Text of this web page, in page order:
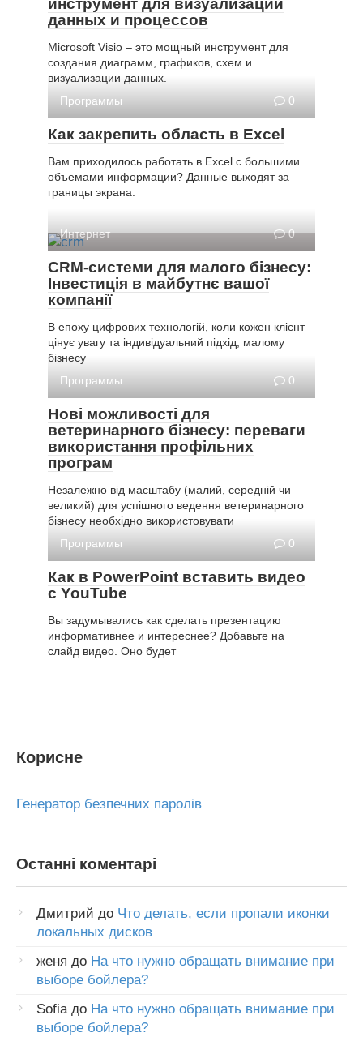
инструмент для визуализации
данных и процессов
Microsoft Visio – это мощный инструмент для
создания диаграмм, графиков, схем и
визуализации данных.
Программы
0
Как закрепить область в Excel
Вам приходилось работать в Excel с большими
объемами информации? Данные выходят за
границы экрана.
Интернет 0
CRM-системи для малого бізнесу:
Інвестиція в майбутнє вашої
компанії
В епоху цифрових технологій, коли кожен клієнт
цінує увагу та індивідуальний підхід, малому
бізнесу
Программы
0
Нові можливості для
ветеринарного бізнесу: переваги
використання профільних
програм
Незалежно від масштабу (малий, середній чи
великий) для успішного ведення ветеринарного
бізнесу необхідно використовувати
Программы
0
Как в PowerPoint вставить видео
с YouTube
Вы задумывались как сделать презентацию
информативнее и интереснее? Добавьте на
слайд видео. Оно будет
Корисне
Генератор безпечних паролів
Останні коментарі
Дмитрий до Что делать, если пропали иконки
локальных дисков
женя до На что нужно обращать внимание при
выборе бойлера?
Sofiaдо На что нужно обращать внимание при
выборе бойлера?